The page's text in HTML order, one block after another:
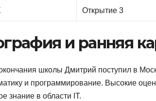
Открытие 3
и ранняя
школы Дмитрий поступил в
и программирование. Высокие
знание в области IT.